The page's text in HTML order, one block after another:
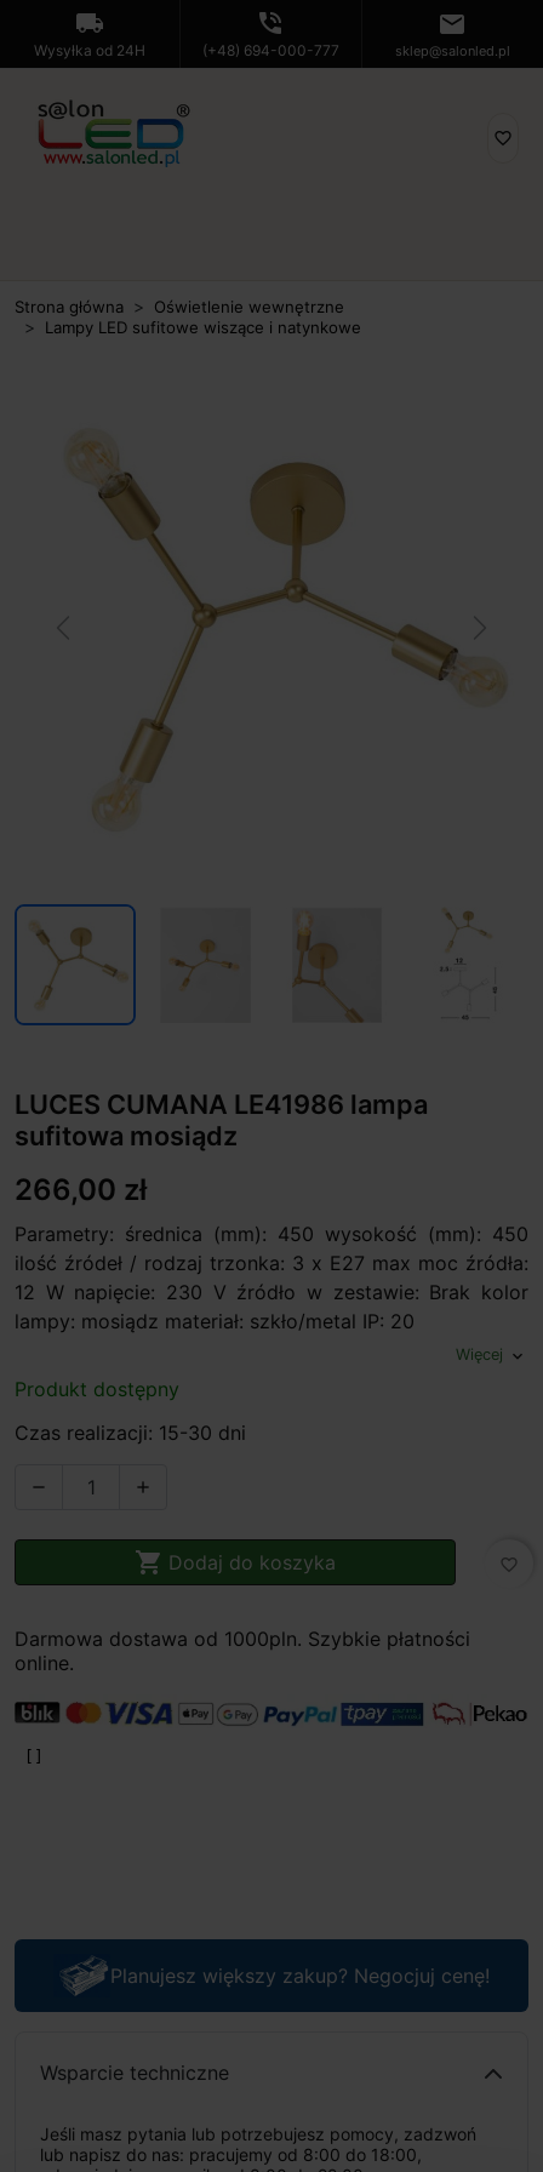
local_shipping
Wysyłka od 24H
phone_in_talk
(+48) 694-000-777
mail
sklep@salonled.pl
favorite_border
Strona główna
Oświetlenie wewnętrzne
Lampy LED sufitowe wiszące i natynkowe
LUCES CUMANA LE41986 lampa
sufitowa mosiądz
266,00 zł
Parametry: średnica (mm): 450 wysokość (mm): 450
ilość źródeł / rodzaj trzonka: 3 x E27 max moc źródła:
12 W napięcie: 230 V źródło w zestawie: Brak kolor
lampy: mosiądz materiał: szkło/metal IP: 20
Więcej expand_more
Produkt dostępny
Czas realizacji: 15-30 dni
 
 Dodaj do koszyka favorite_border
Darmowa dostawa od 1000pln. Szybkie płatności
online.
Planujesz większy zakup? Negocjuj cenę!
Wsparcie techniczne
Jeśli masz pytania lub potrzebujesz pomocy, zadzwoń
lub napisz do nas: pracujemy od 8:00 do 18:00,